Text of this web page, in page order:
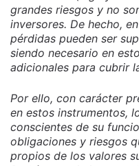
grandes riesgos y no
inversores. De hecho,
pérdidas pueden ser
siendo necesario en
adicionales para cubrir
Por ello, con carácter
en estos instrumentos,
conscientes de su
obligaciones y riesgos
propios de los valores